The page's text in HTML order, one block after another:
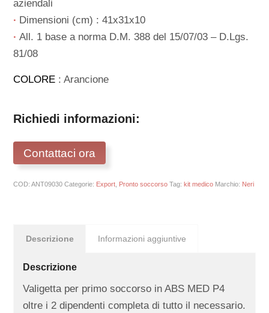
aziendali
∙ Dimensioni (cm) : 41x31x10
∙All. 1 base a norma D.M. 388 del 15/07/03 – D.Lgs.
81/08
COLORE : Arancione
Richiedi informazioni:
Contattaci ora
COD:ANT09030 Categorie: Export Pronto soccorso Tag:kit medico Marchio: Neri
Descrizione Informazioni aggiuntive
Descrizione
Valigetta per primo soccorso in ABS MED P4
oltre i 2 dipendenti completa di tutto il necessario.